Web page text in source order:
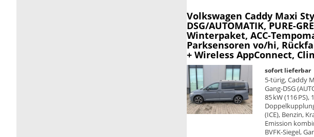
Volkswagen Caddy Maxi
DSG/AUTOMATIK, PURE-
Winterpaket, ACC-
Parksensoren vo/hi,
+ Wireless AppConnect,
sofort lieferbar
5-türig, Caddy
Gang-DSG
85 kW (116 PS),
(ICE), Benzin,
Emission
BVFK-Siegel,